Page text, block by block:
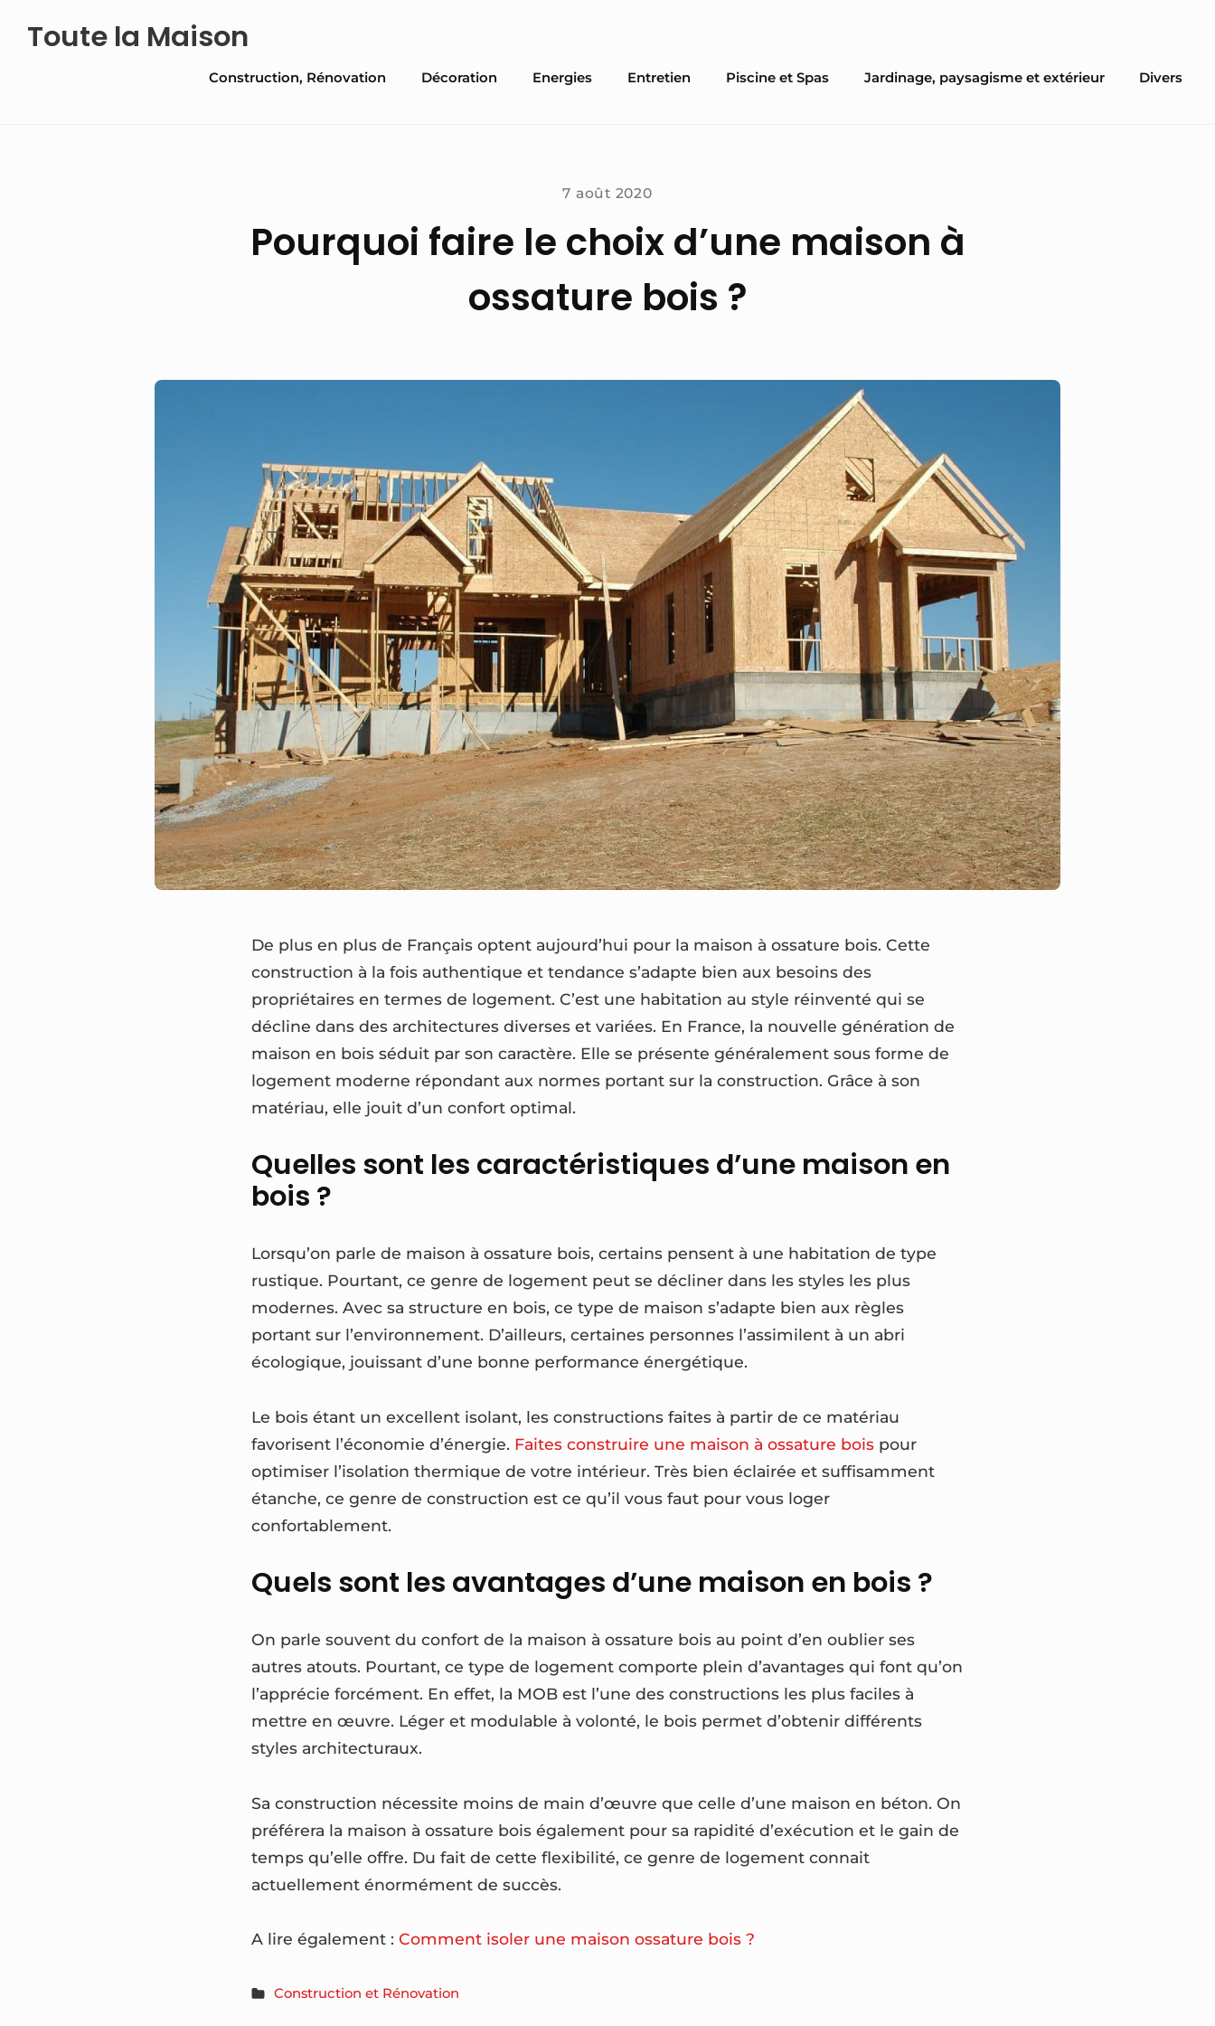
Toute la Maison
Site
Construction, Rénovation Décoration Energies Entretien Piscine et Spas Jardinage, paysagisme et extérieur Divers
7 août 2020
Pourquoi faire le choix d’une maison à
ossature bois ?
De plus en plus de Français optent aujourd’hui pour la maison à ossature bois. Cette
construction à la fois authentique et tendance s’adapte bien aux besoins des
propriétaires en termes de logement. C’est une habitation au style réinventé qui se
décline dans des architectures diverses et variées. En France, la nouvelle génération de
maison en bois séduit par son caractère. Elle se présente généralement sous forme de
logement moderne répondant aux normes portant sur la construction. Grâce à son
matériau, elle jouit d’un confort optimal.
Quelles sont les caractéristiques d’une maison en
bois ?
Lorsqu’on parle de maison à ossature bois, certains pensent à une habitation de type
rustique. Pourtant, ce genre de logement peut se décliner dans les styles les plus
modernes. Avec sa structure en bois, ce type de maison s’adapte bien aux règles
portant sur l’environnement. D’ailleurs, certaines personnes l’assimilent à un abri
écologique, jouissant d’une bonne performance énergétique.
Le bois étant un excellent isolant, les constructions faites à partir de ce matériau
favorisent l’économie d’énergie. Faites construire une maison à ossature bois pour
optimiser l’isolation thermique de votre intérieur. Très bien éclairée et suffisamment
étanche, ce genre de construction est ce qu’il vous faut pour vous loger
confortablement.
Quels sont les avantages d’une maison en bois ?
On parle souvent du confort de la maison à ossature bois au point d’en oublier ses
autres atouts. Pourtant, ce type de logement comporte plein d’avantages qui font qu’on
l’apprécie forcément. En effet, la MOB est l’une des constructions les plus faciles à
mettre en œuvre. Léger et modulable à volonté, le bois permet d’obtenir différents
styles architecturaux.
Sa construction nécessite moins de main d’œuvre que celle d’une maison en béton. On
préférera la maison à ossature bois également pour sa rapidité d’exécution et le gain de
temps qu’elle offre. Du fait de cette flexibilité, ce genre de logement connait
actuellement énormément de succès.
A lire également :Comment isoler une maison ossature bois ?
Construction et Rénovation